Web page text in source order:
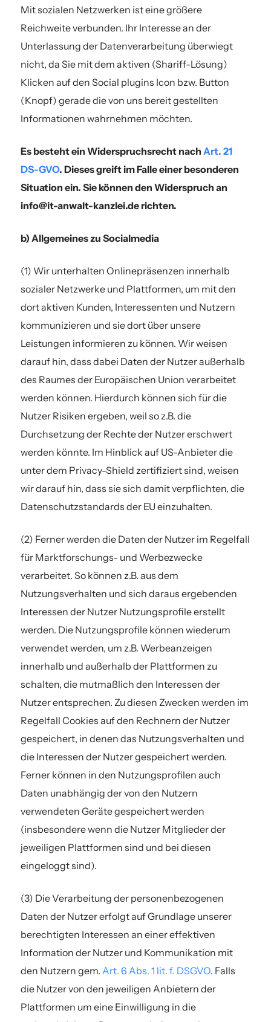
Mit sozialen Netzwerken ist eine größere
Reichweite verbunden. Ihr Interesse an der
Unterlassung der Datenverarbeitung überwiegt
nicht, da Sie mit dem aktiven (Shariff-Lösung)
Klicken auf den Social plugins Icon bzw. Button
(Knopf) gerade die von uns bereit gestellten
Informationen wahrnehmen möchten.
Es besteht ein Widerspruchsrecht nachArt. 21
DS-GVO. Dieses greift im Falle einer besonderen
Situation ein. Sie können den Widerspruch an
info@it-anwalt-kanzlei.de richten.
b) Allgemeines zu Socialmedia
(1) Wir unterhalten Onlinepräsenzen innerhalb
sozialer Netzwerke und Plattformen, um mit den
dort aktiven Kunden, Interessenten und Nutzern
kommunizieren und sie dort über unsere
Leistungen informieren zu können. Wir weisen
darauf hin, dass dabei Daten der Nutzer außerhalb
des Raumes der Europäischen Union verarbeitet
werden können. Hierdurch können sich für die
Nutzer Risiken ergeben, weil so z.B. die
Durchsetzung der Rechte der Nutzer erschwert
werden könnte. Im Hinblick auf US-Anbieter die
unter dem Privacy-Shield zertifiziert sind, weisen
wir darauf hin, dass sie sich damit verpflichten, die
Datenschutzstandards der EU einzuhalten.
(2) Ferner werden die Daten der Nutzer im Regelfall
für Marktforschungs- und Werbezwecke
verarbeitet. So können z.B. aus dem
Nutzungsverhalten und sich daraus ergebenden
Interessen der Nutzer Nutzungsprofile erstellt
werden. Die Nutzungsprofile können wiederum
verwendet werden, um z.B. Werbeanzeigen
innerhalb und außerhalb der Plattformen zu
schalten, die mutmaßlich den Interessen der
Nutzer entsprechen. Zu diesen Zwecken werden im
Regelfall Cookies auf den Rechnern der Nutzer
gespeichert, in denen das Nutzungsverhalten und
die Interessen der Nutzer gespeichert werden.
Ferner können in den Nutzungsprofilen auch
Daten unabhängig der von den Nutzern
verwendeten Geräte gespeichert werden
(insbesondere wenn die Nutzer Mitglieder der
jeweiligen Plattformen sind und bei diesen
eingeloggt sind).
(3) Die Verarbeitung der personenbezogenen
Daten der Nutzer erfolgt auf Grundlage unserer
berechtigten Interessen an einer effektiven
Information der Nutzer und Kommunikation mit
den Nutzern gem.Art. 6 Abs. 1 lit. f. DSGVO. Falls
die Nutzer von den jeweiligen Anbietern der
Plattformen um eine Einwilligung in die